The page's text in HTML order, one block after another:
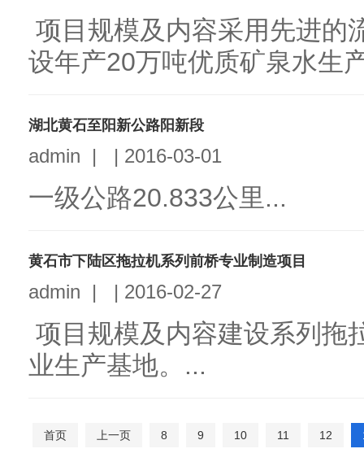
项目规模及内容采用先进的
设年产20万吨优质矿泉水生
湖北黄石至阳新公路阳新段
admin | | 2016-03-01
一级公路20.833公里...
黄石市下陆区拖拉机系列前桥专业制造项目
admin | | 2016-02-27
项目规模及内容建设系列拖
业生产基地。...
首页 上一页 8 9 10 11 12